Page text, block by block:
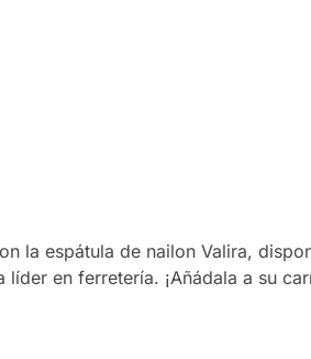
la espátula de nailon Valira,
en ferretería. ¡Añádala a su